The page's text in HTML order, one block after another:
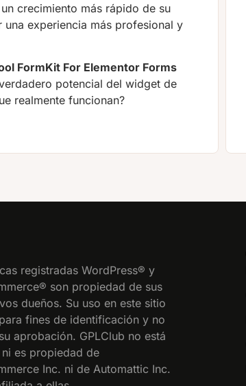
crecimiento más rápido de su
experiencia más profesional y
FormKit For Elementor Forms
potencial del widget de
realmente funcionan?
registradas WordPress® y
son propiedad de sus
dueños. Su uso en este sitio
fines de identificación y no
aprobación. GPLClub no está
es propiedad de
Inc. ni de Automattic Inc.